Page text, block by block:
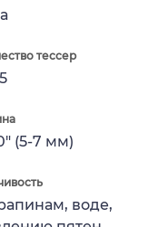
тессер
(5-7 мм)
воде,